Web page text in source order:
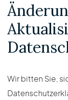
Wir bitten Sie,